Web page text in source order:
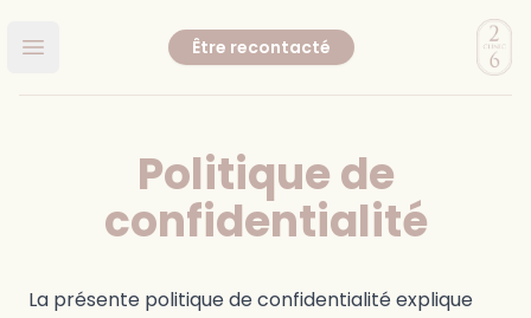
Ouvrir le menu principalÊtre recontacté
Clinic
Politique de
confidentialité
La présente politique de confidentialité explique